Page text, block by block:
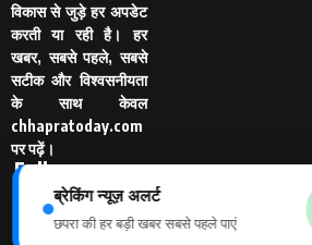
विकास से जुड़े हर अपडेट
करती या रही है। हर
खबर, सबसे पहले, सबसे
सटीक और विश्वसनीयता
के साथ केवल
chhapratoday.com
पर पढ़ें।
Follo
w Usब्रेकिंग न्यूज़ अलर्ट
छपरा की हर बड़ी खबर सबसे पहले पाएं